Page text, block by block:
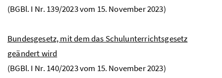
(BGBl. I Nr. 139/2023 vom 15. November 2023)
Bundesgesetz, mit dem das Schulunterrichtsgesetz
geändert wird​​​​​
(BGBl. I Nr. 140/2023 vom 15. November 2023)